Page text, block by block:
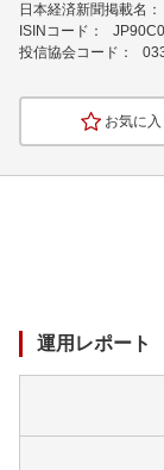
日本経済新聞掲載名：
ISINコード：
投信協会コード：
お気に
運用レポート